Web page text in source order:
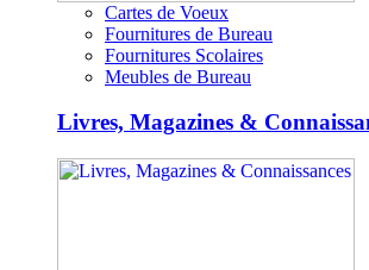
Cartes de Voeux
Fournitures de Bureau
Fournitures Scolaires
Meubles de Bureau
Livres, Magazines &